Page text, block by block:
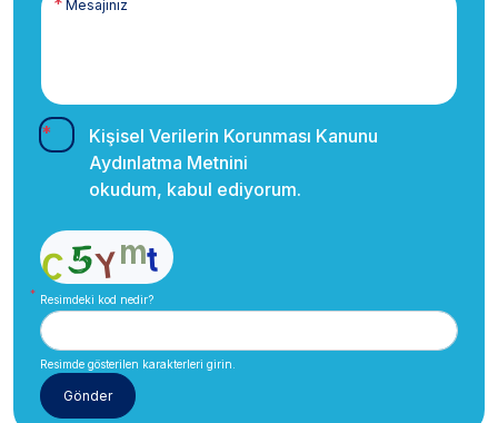
Kişisel Verilerin Korunması Kanunu
Aydınlatma Metnini
okudum, kabul ediyorum.
Resimdeki kod nedir?
Resimde gösterilen karakterleri girin.